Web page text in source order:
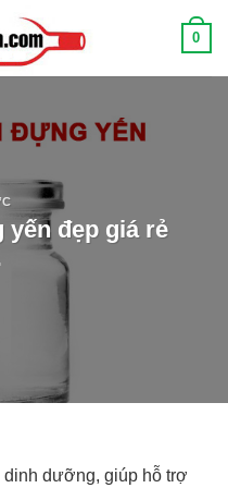
0
đẹp giá rẻ
dinh dưỡng, giúp hỗ trợ